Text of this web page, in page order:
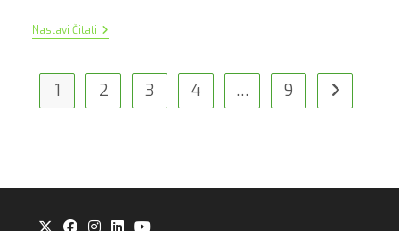
Nastavi ČitatiSubota,
27.7.
KULturno
Ljeto
KKV-
A:
1 2 3 4 … 9 Idi na